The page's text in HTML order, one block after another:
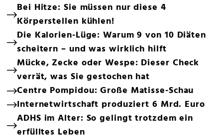
Bei Hitze: Sie müssen nur diese 4
Körperstellen kühlen!
Die Kalorien-Lüge: Warum 9 von 10 Diäten
scheitern – und was wirklich hilft
Mücke, Zecke oder Wespe: Dieser Check
verrät, was Sie gestochen hat
Centre Pompidou: Große Matisse-Schau
Internetwirtschaft produziert 6 Mrd. Euro
ADHS im Alter: So gelingt trotzdem ein
erfülltes Leben